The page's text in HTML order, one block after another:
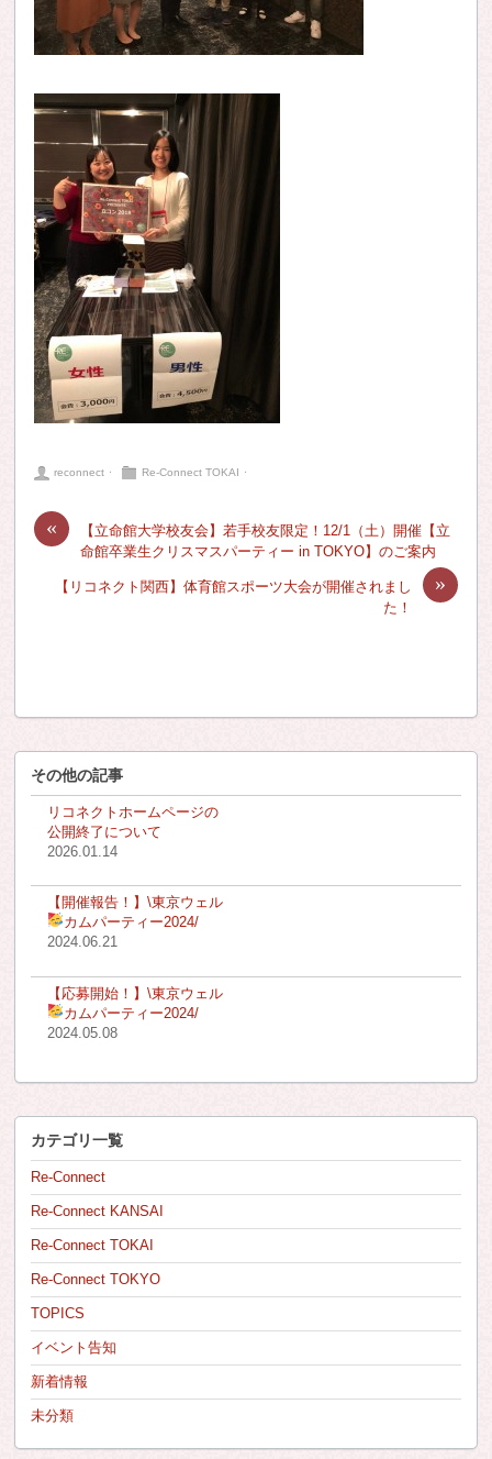
reconnect ⋅ Re-Connect TOKAI ⋅
«
【立命館大学校友会】若手校友限定！12/1（土）開催【立
命館卒業生クリスマスパーティー in TOKYO】のご案内
»
【リコネクト関西】体育館スポーツ大会が開催されまし
た！
その他の記事
リコネクトホームページの
公開終了について
2026.01.14
【開催報告！】\東京ウェル
カムパーティー2024/
2024.06.21
【応募開始！】\東京ウェル
カムパーティー2024/
2024.05.08
カテゴリ一覧
Re-Connect
Re-Connect KANSAI
Re-Connect TOKAI
Re-Connect TOKYO
TOPICS
イベント告知
新着情報
未分類